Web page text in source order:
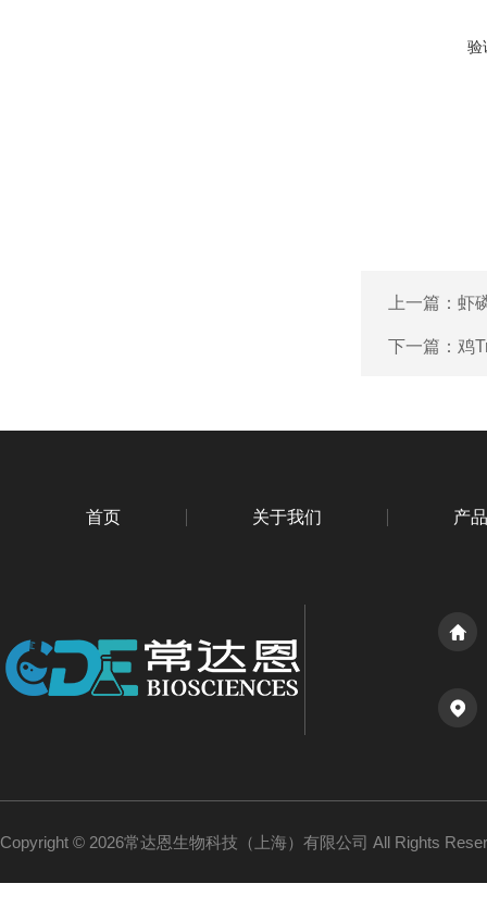
验
上一篇： 虾
下一篇： 鸡
首页 关于我们 产
Copyright © 2026常达恩生物科技（上海）有限公司 All Rights